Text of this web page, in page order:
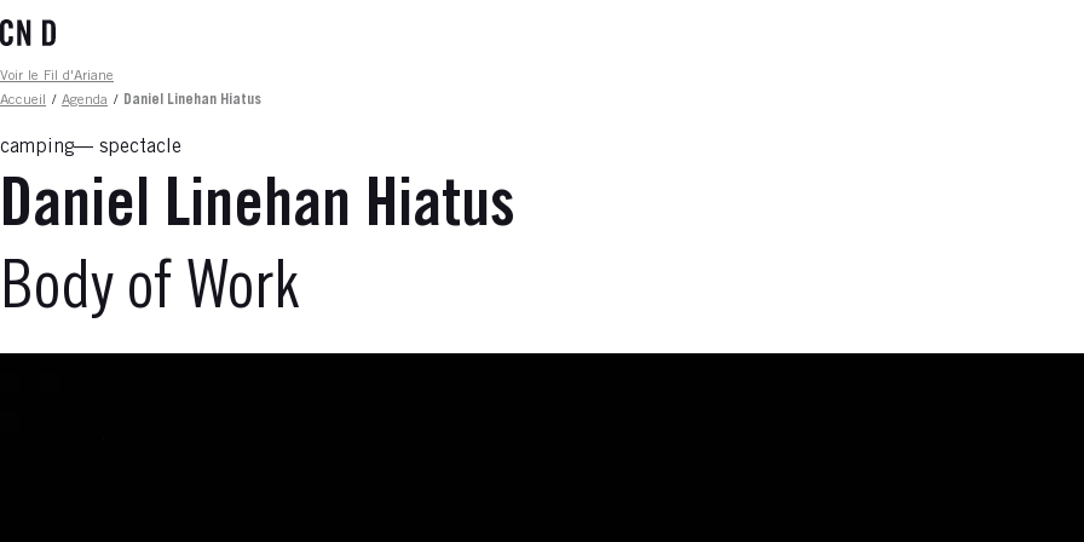
au
principal
Fil d'ariane
Voir le Fil d'Ariane
Accueil
/ Agenda / Daniel Linehan Hiatus
camping spectacle
Daniel Linehan Hiatus
Body of Work